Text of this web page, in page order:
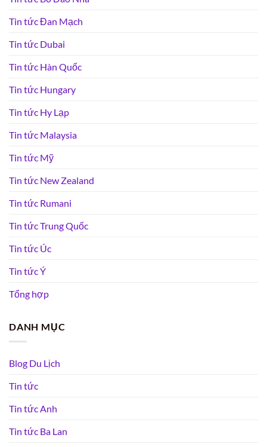
Tin tức Đan Mạch
Tin tức Dubai
Tin tức Hàn Quốc
Tin tức Hungary
Tin tức Hy Lạp
Tin tức Malaysia
Tin tức Mỹ
Tin tức New Zealand
Tin tức Rumani
Tin tức Trung Quốc
Tin tức Úc
Tin tức Ý
Tổng hợp
DANH MỤC
Blog Du Lịch
Tin tức
Tin tức Anh
Tin tức Ba Lan